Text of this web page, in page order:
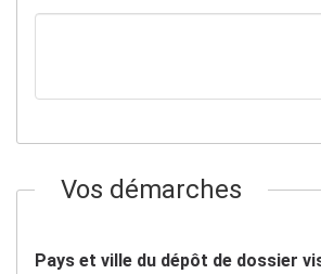
Vos démarches
Pays et ville du dépôt de dossier